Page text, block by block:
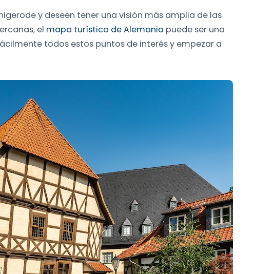
y deseen tener una visión más amplia de las
el mapa turístico de Alemania puede ser una
todos estos puntos de interés y empezar a